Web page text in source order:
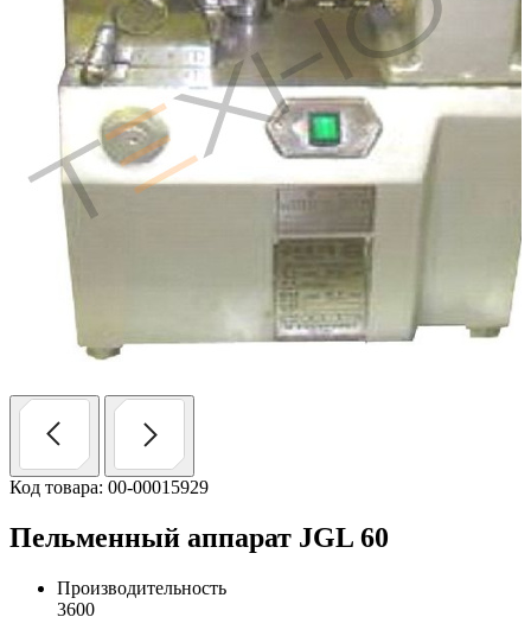
Код товара: 00-00015929
Пельменный аппарат JGL 60
Производительность
3600